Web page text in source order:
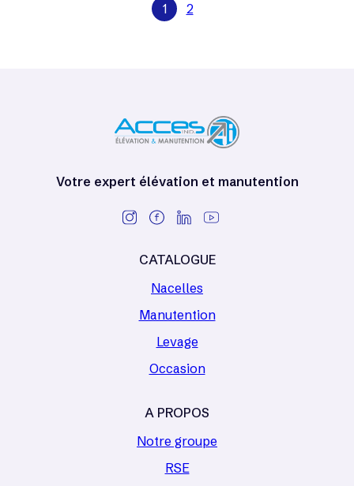
1 2
Votre expert élévation et manutention
CATALOGUE
Nacelles
Manutention
Levage
Occasion
A PROPOS
Notre groupe
RSE